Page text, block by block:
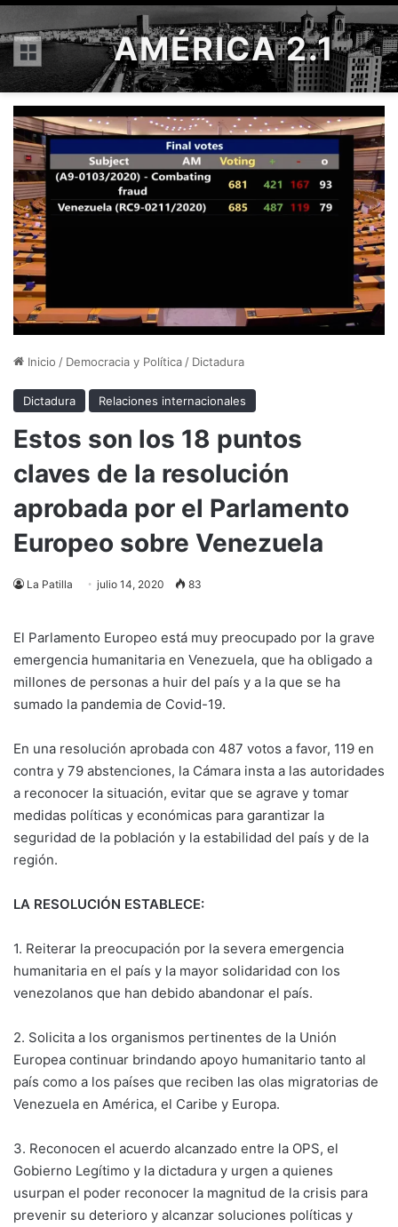
Menú AMÉRICA 2.1
Inicio / Democracia y Política / Dictadura
Dictadura Relaciones internacionales
Estos son los 18 puntos
claves de la resolución
aprobada por el Parlamento
Europeo sobre Venezuela
La Patilla julio 14, 2020 83
El Parlamento Europeo está muy preocupado por la grave
emergencia humanitaria en Venezuela, que ha obligado a
millones de personas a huir del país y a la que se ha
sumado la pandemia de Covid-19.
En una resolución aprobada con 487 votos a favor, 119 en
contra y 79 abstenciones, la Cámara insta a las autoridades
a reconocer la situación, evitar que se agrave y tomar
medidas políticas y económicas para garantizar la
seguridad de la población y la estabilidad del país y de la
región.
LA RESOLUCIÓN ESTABLECE:
1. Reiterar la preocupación por la severa emergencia
humanitaria en el país y la mayor solidaridad con los
venezolanos que han debido abandonar el país.
2. Solicita a los organismos pertinentes de la Unión
Europea continuar brindando apoyo humanitario tanto al
país como a los países que reciben las olas migratorias de
Venezuela en América, el Caribe y Europa.
3. Reconocen el acuerdo alcanzado entre la OPS, el
Gobierno Legítimo y la dictadura y urgen a quienes
usurpan el poder reconocer la magnitud de la crisis para
prevenir su deterioro y alcanzar soluciones políticas y